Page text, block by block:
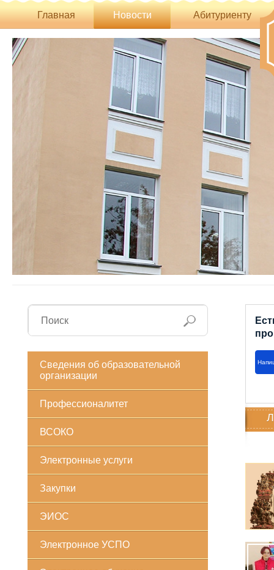
Главная Новости Абитуриенту
Сведения об образовательной
организации
Профессионалитет
ВСОКО
Электронные услуги
Закупки
ЭИОС
Электронное УСПО